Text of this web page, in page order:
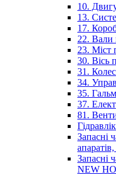
10.
13.
17.
22. Вали
23. Міст
30. Вісь
31.
34.
35.
37.
81.
Запасні
Запасні
NEW